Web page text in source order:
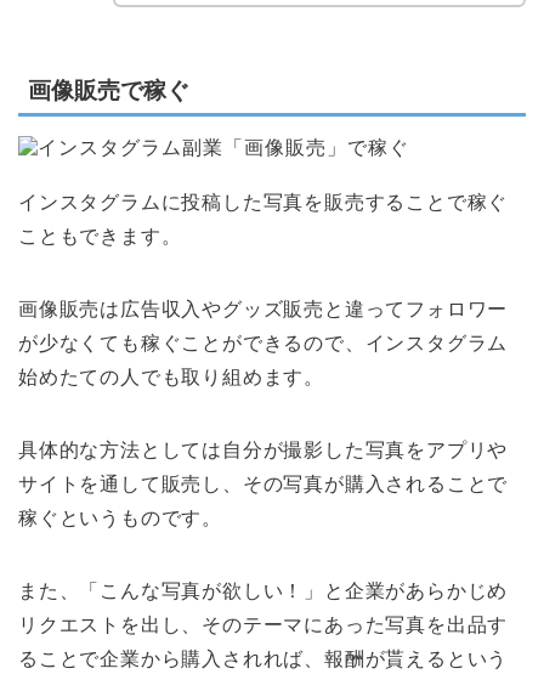
画像販売で稼ぐ
インスタグラムに投稿した写真を販売することで稼ぐ
こともできます。
画像販売は広告収入やグッズ販売と違ってフォロワー
が少なくても稼ぐことができるので、インスタグラム
始めたての人でも取り組めます。
具体的な方法としては自分が撮影した写真をアプリや
サイトを通して販売し、その写真が購入されることで
稼ぐというものです。
また、「こんな写真が欲しい！」と企業があらかじめ
リクエストを出し、そのテーマにあった写真を出品す
ることで企業から購入されれば、報酬が貰えるという